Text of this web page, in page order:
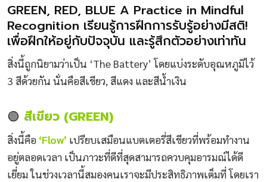
GREEN, RED, BLUE A Practice in Mindful
Recognition เรียนรู้การฝึกการรับรู้อย่างมีสติ!
เพื่อฝึกให้อยู่กับปัจจุบัน และรู้สึกตัวอย่างเท่าทัน
สิ่งนี้ถูกนิยามว่าเป็น ‘The Battery’ โดยแบ่งระดับอุณหภูมิไว้
3 สีด้วยกัน นั่นคือสีเขียว, สีแดง และสีน้ำเงิน
🟢 สีเขียว (GREEN)
สิ่งนี้คือ ‘Flow’ เปรียบเสมือนแบตเตอรี่สีเขียวที่พร้อมทำงาน
อยู่ตลอดเวลา เป็นภาวะที่ดีที่สุดสามารถควบคุมอารมณ์ได้ดี
เยี่ยม ในช่วงเวลานี้สมองคนเราจะมีประสิทธิภาพเต็มที่ โดยเรา